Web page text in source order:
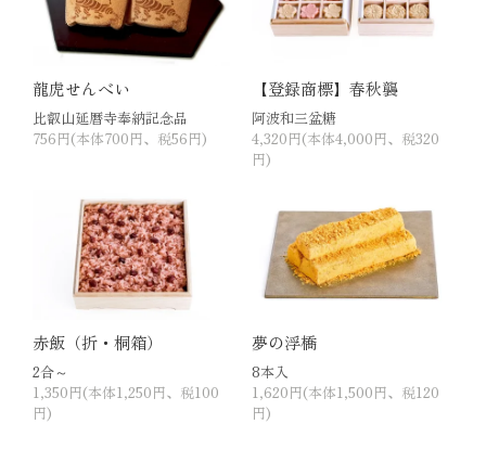
龍虎せんべい
比叡山延暦寺奉納記念品
756円(本体700円、税56円)
【登録商標】春秋襲
阿波和三盆糖
4,320円(本体4,000円、税320
円)
赤飯（折・桐箱）
2合～
1,350円(本体1,250円、税100
円)
夢の浮橋
8本入
1,620円(本体1,500円、税120
円)